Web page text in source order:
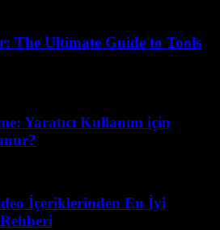
The Ultimate Guide to Tools
Yaratıcı Kullanım için
İçeriklerinden En İyi